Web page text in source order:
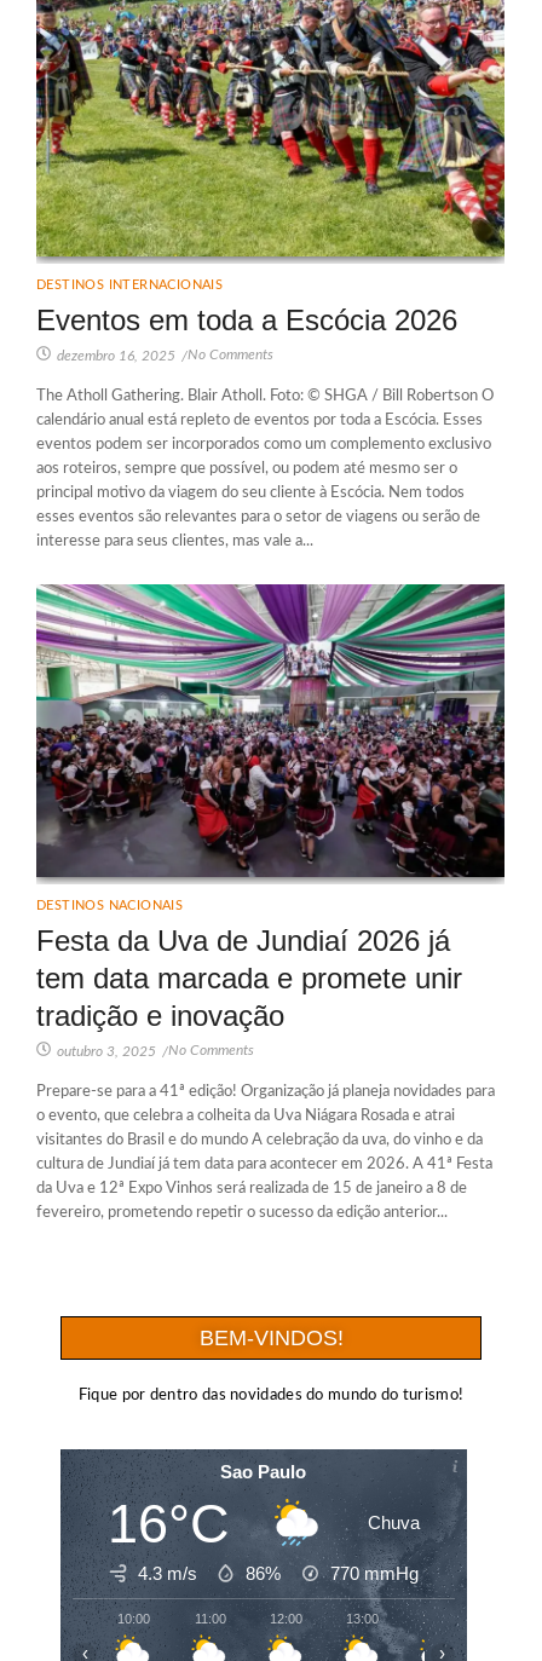
DESTINOS INTERNACIONAIS
Eventos em toda a Escócia 2026
dezembro 16, 2025 /No Comments
The Atholl Gathering. Blair Atholl. Foto: © SHGA / Bill Robertson O
calendário anual está repleto de eventos por toda a Escócia. Esses
eventos podem ser incorporados como um complemento exclusivo
aos roteiros, sempre que possível, ou podem até mesmo ser o
principal motivo da viagem do seu cliente à Escócia. Nem todos
esses eventos são relevantes para o setor de viagens ou serão de
interesse para seus clientes, mas vale a...
DESTINOS NACIONAIS
Festa da Uva de Jundiaí 2026 já
tem data marcada e promete unir
tradição e inovação
outubro 3, 2025 /No Comments
Prepare-se para a 41ª edição! Organização já planeja novidades para
o evento, que celebra a colheita da Uva Niágara Rosada e atrai
visitantes do Brasil e do mundo A celebração da uva, do vinho e da
cultura de Jundiaí já tem data para acontecer em 2026. A 41ª Festa
da Uva e 12ª Expo Vinhos será realizada de 15 de janeiro a 8 de
fevereiro, prometendo repetir o sucesso da edição anterior...
BEM-VINDOS!
Fique por dentro das novidades do mundo do turismo!
Sao Paulo
16°C Chuva
4.3 m/s 86% 770mmHg
10:00 11:00 12:00 13:00 14:00
‹ ›